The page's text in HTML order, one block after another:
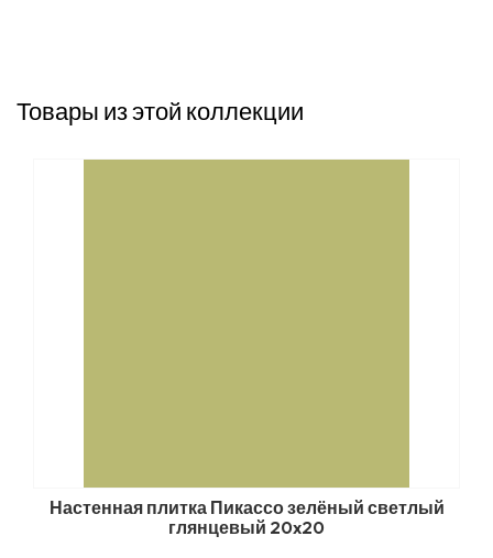
Товары из этой коллекции
Настенная плитка Пикассо зелёный светлый
глянцевый 20x20